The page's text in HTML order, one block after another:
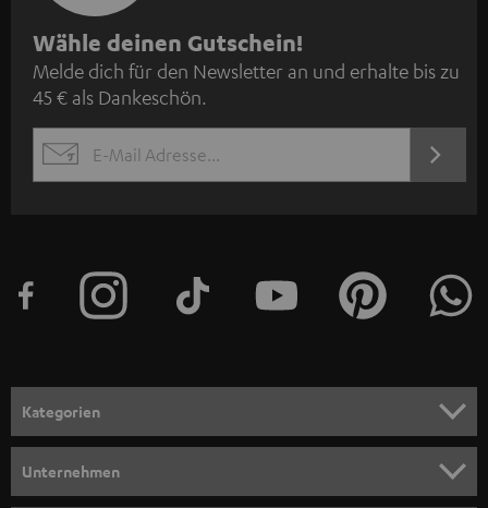
N
e
w
s
l
e
n
m
e
l
Wähle deinen Gutschein!
Melde dich für den Newsletter an und erhalte bis zu
45 € als Dankeschön.
EMAIL
JETZT
Kategorien
Unternehmen